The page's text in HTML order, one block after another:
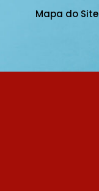
Mapa do Site